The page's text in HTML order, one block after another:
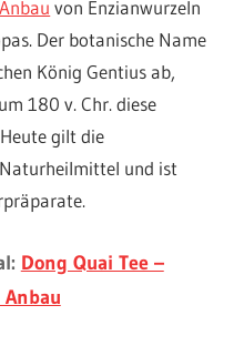
Anbau von Enzianwurzeln
Der botanische Name
König Gentius ab,
180 v. Chr. diese
gilt die
und ist
Dong Quai Tee –